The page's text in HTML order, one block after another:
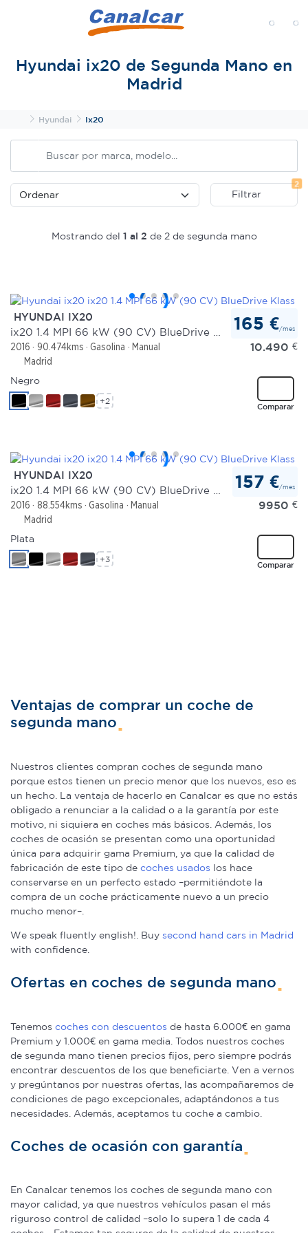
Hyundai ix20 de Segunda Mano en
Madrid
InicioHyundai Ix20
Filtrar
2
Mostrando del 1 al 2 de 2 de segunda mano
HYUNDAI IX20
2016 90.474kms Gasolina
Manual
Madrid
165 €/mes
10.490 €
Comparar
Negro
+2
HYUNDAI IX20
2016 88.554kms Gasolina
Manual
Madrid
157 €/mes
9950 €
Comparar
Plata
+3
Ventajas de comprar un coche de
segunda mano
Nuestros clientes compran coches de segunda mano
porque estos tienen un precio menor que los nuevos, eso es
un hecho. La ventaja de hacerlo en Canalcar es que no estás
obligado a renunciar a la calidad o a la garantía por este
motivo, ni siquiera en coches más básicos. Además, los
coches de ocasión se presentan como una oportunidad
única para adquirir gama Premium, ya que la calidad de
fabricación de este tipo de coches usados los hace
conservarse en un perfecto estado –permitiéndote la
compra de un coche prácticamente nuevo a un precio
mucho menor–.
We speak fluently english!. Buy second hand cars in Madrid
with confidence.
Ofertas en coches de segunda mano
Tenemos coches con descuentos de hasta 6.000€ en gama
Premium y 1.000€ en gama media. Todos nuestros coches
de segunda mano tienen precios fijos, pero siempre podrás
encontrar descuentos de los que beneficiarte. Ven a vernos
y pregúntanos por nuestras ofertas, las acompañaremos de
condiciones de pago excepcionales, adaptándonos a tus
necesidades. Además, aceptamos tu coche a cambio.
Coches de ocasión con garantía
En Canalcar tenemos los coches de segunda mano con
mayor calidad, ya que nuestros vehículos pasan el más
riguroso control de calidad –solo lo supera 1 de cada 4